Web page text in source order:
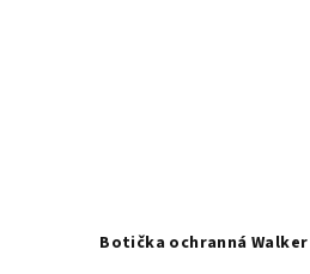
Botička ochranná Walker